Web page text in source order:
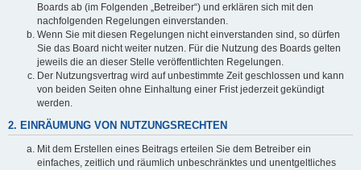
Boards ab (im Folgenden „Betreiber“) und erklären sich mit den
nachfolgenden Regelungen einverstanden.
Wenn Sie mit diesen Regelungen nicht einverstanden sind, so dürfen
Sie das Board nicht weiter nutzen. Für die Nutzung des Boards gelten
jeweils die an dieser Stelle veröffentlichten Regelungen.
Der Nutzungsvertrag wird auf unbestimmte Zeit geschlossen und kann
von beiden Seiten ohne Einhaltung einer Frist jederzeit gekündigt
werden.
2. EINRÄUMUNG VON NUTZUNGSRECHTEN
Mit dem Erstellen eines Beitrags erteilen Sie dem Betreiber ein
einfaches, zeitlich und räumlich unbeschränktes und unentgeltliches